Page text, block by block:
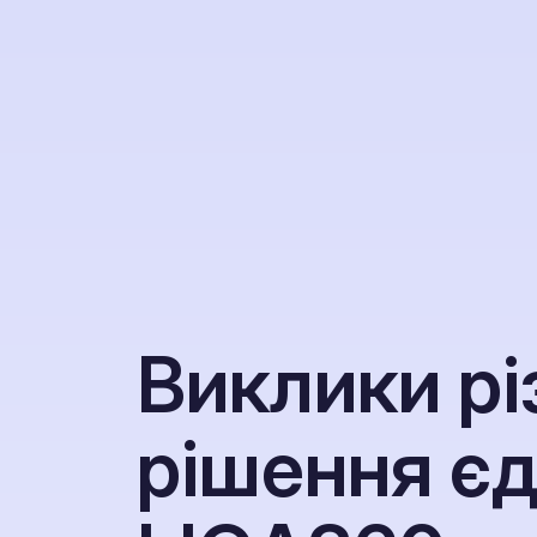
Виклики рі
рішення є